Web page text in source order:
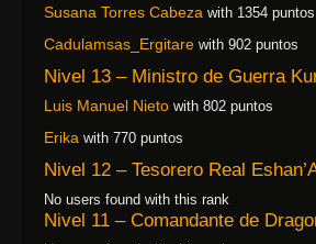
Susana Torres Cabeza with 1354 puntos
Cadulamsas_Ergitare with 902 puntos
Nivel 13 – Ministro de Guerra
Luis Manuel Nieto with 802 puntos
Erika with 770 puntos
Nivel 12 – Tesorero Real
No users found with this rank
Nivel 11 – Comandante de